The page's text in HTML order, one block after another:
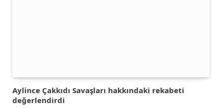
Aylince Çakkıdı Savaşları hakkındaki rekabeti
değerlendirdi